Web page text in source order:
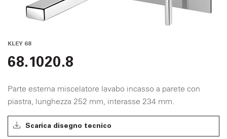
KLEY 68
68.1020.8
Parte esterna miscelatore lavabo incasso a parete con
piastra, lunghezza 252 mm, interasse 234 mm.
Scarica disegno tecnico